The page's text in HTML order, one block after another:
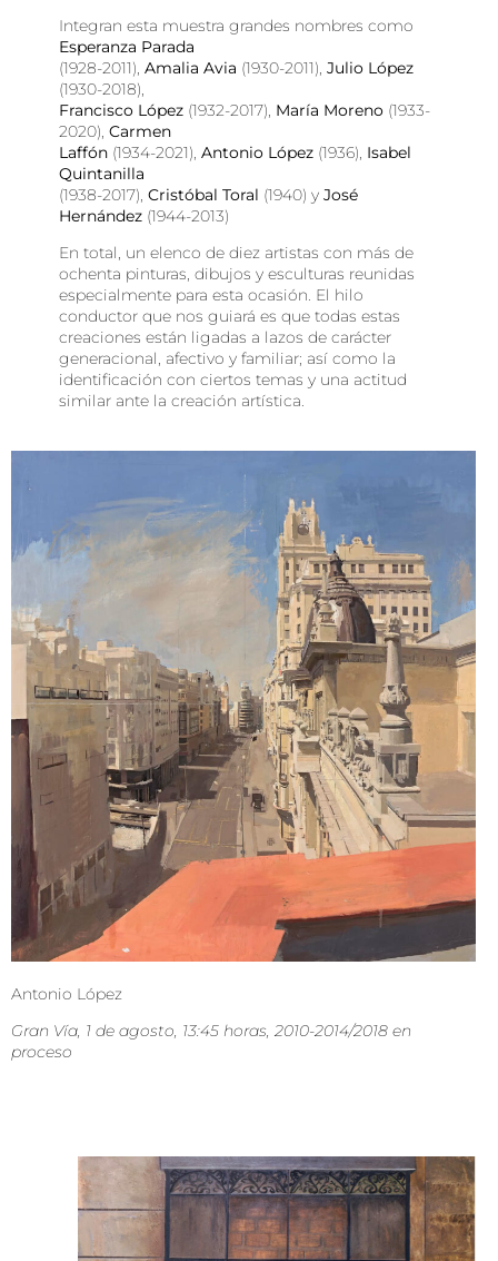
Integran esta muestra grandes nombres como
Esperanza Parada
(1928-2011), Amalia Avia (1930-2011), Julio López
(1930-2018),
Francisco López(1932-2017), María Moreno(1933-
2020), Carmen
Laffón(1934-2021), Antonio López(1936), Isabel
Quintanilla
(1938-2017), Cristóbal Toral (1940) y José
Hernández(1944-2013)
En total, un elenco de diez artistas con más de
ochenta pinturas, dibujos y esculturas reunidas
especialmente para esta ocasión. El hilo
conductor que nos guiará es que todas estas
creaciones están ligadas a lazos de carácter
generacional, afectivo y familiar; así como la
identificación con ciertos temas y una actitud
similar ante la creación artística.
Antonio López
Gran Vía, 1 de agosto, 13:45 horas, 2010-2014/2018 en
proceso